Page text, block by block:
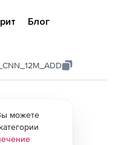
Блог
можете